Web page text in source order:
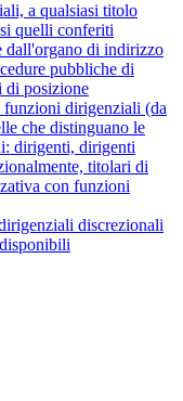
a qualsiasi titolo
quelli conferiti
dall'organo di indirizzo
pubbliche di
di posizione
funzioni dirigenziali (da
che distinguano le
dirigenti, dirigenti
titolari di
con funzioni
discrezionali